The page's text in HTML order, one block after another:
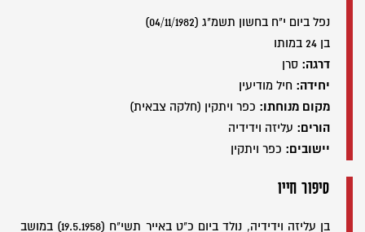
נפל ביום י"ח בחשון תשמ"ג (04/11/1982)
בן 24 במותו
דרגה: סרן
יחידה: חיל מודיעין
מקום מנוחתו: כפר ויתקין (חלקה צבאית)
הורים: עליזה וידידיה
יישובים: כפר ויתקין
סיפור חייו
בן עליזה וידידיה, נולד ביום כ"ט באייר תשי"ח (19.5.1958) במושב